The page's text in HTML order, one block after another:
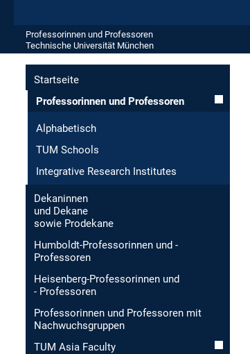
Professorinnen und Professoren
Technische Universität München
Startseite
Professorinnen und Professoren
Alphabetisch
TUM Schools
Integrative Research Institutes
Dekaninnen
und Dekane
sowie Prodekane
Humboldt-Professorinnen und -
Professoren
Heisenberg-Professorinnen und
- Professoren
Professorinnen und Professoren mit
Nachwuchsgruppen
TUM Asia Faculty